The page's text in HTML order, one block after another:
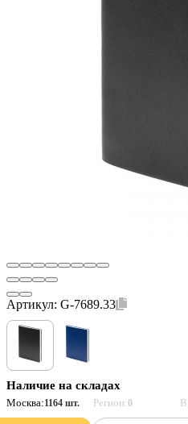
Артикул: G-7689.33
Наличие на складах
Москва:1164 шт. Регион:0 В